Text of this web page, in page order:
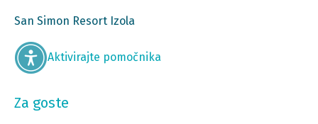
San Simon Resort Izola
Aktivirajte pomočnika
Za goste